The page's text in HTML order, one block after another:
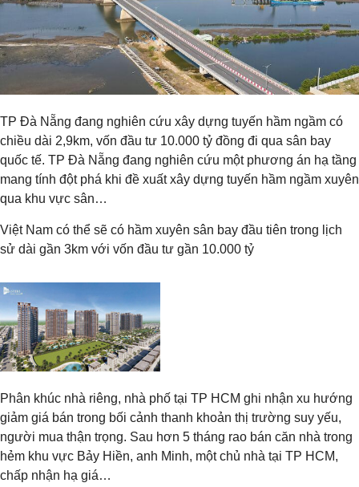
TP Đà Nẵng đang nghiên cứu xây dựng tuyến hầm ngầm có
chiều dài 2,9km, vốn đầu tư 10.000 tỷ đồng đi qua sân bay
quốc tế. TP Đà Nẵng đang nghiên cứu một phương án hạ tầng
mang tính đột phá khi đề xuất xây dựng tuyến hầm ngầm xuyên
qua khu vực sân…
Việt Nam có thể sẽ có hầm xuyên sân bay đầu tiên trong lịch
sử dài gần 3km với vốn đầu tư gần 10.000 tỷ
Phân khúc nhà riêng, nhà phố tại TP HCM ghi nhận xu hướng
giảm giá bán trong bối cảnh thanh khoản thị trường suy yếu,
người mua thận trọng. Sau hơn 5 tháng rao bán căn nhà trong
hẻm khu vực Bảy Hiền, anh Minh, một chủ nhà tại TP HCM,
chấp nhận hạ giá…